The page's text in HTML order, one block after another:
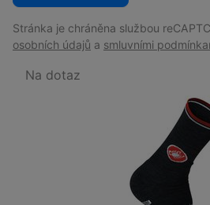
Stránka je chráněna službou
osobních údajů a smluvními
Na dotaz